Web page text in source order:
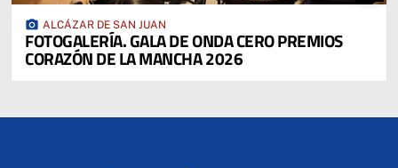
photo_camera ALCÁZAR DE SAN JUAN
FOTOGALERÍA. GALA DE ONDA CERO PREMIOS
CORAZÓN DE LA MANCHA 2026